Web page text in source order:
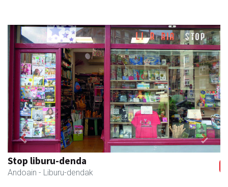
Kuttun kafetegia
Andoain - Gozotegiak
Previous Next